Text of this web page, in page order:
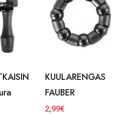
KUULARENGAS
FAUBER
2,99€